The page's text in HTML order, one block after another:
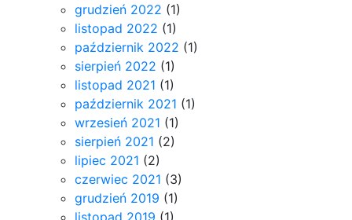
grudzień 2022 (1)
listopad 2022 (1)
październik 2022 (1)
sierpień 2022 (1)
listopad 2021 (1)
październik 2021 (1)
wrzesień 2021 (1)
sierpień 2021 (2)
lipiec 2021 (2)
czerwiec 2021 (3)
grudzień 2019 (1)
listopad 2019 (1)